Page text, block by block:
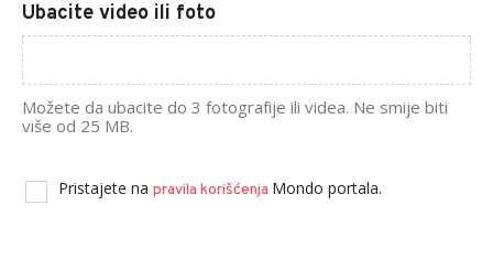
Ubacite video ili foto
Možete da ubacite do 3 fotografije ili videa. Ne smije biti
više od 25 MB.
Pristajete na pravila korišćenja Mondo portala.